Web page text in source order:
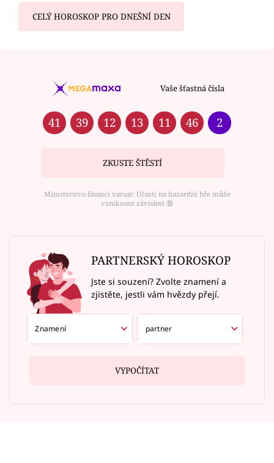
CELÝ HOROSKOP PRO DNEŠNÍ DEN
Vaše šťastná čísla
41 39 12 13 11 46 2
ZKUSTE ŠTĚSTÍ
Ministerstvo financí varuje: Účastí na hazardní hře může
vzniknout závislost ⑱
PARTNERSKÝ HOROSKOP
Jste si souzení? Zvolte znamení a
zjistěte, jestli vám hvězdy přejí.
VYPOČÍTAT